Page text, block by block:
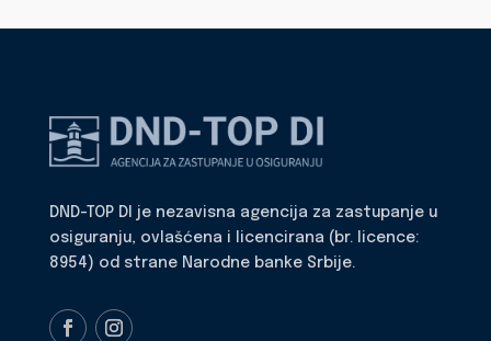
DND-TOP DI je nezavisna agencija za zastupanje u
osiguranju, ovlašćena i licencirana (br. licence:
8954) od strane Narodne banke Srbije.